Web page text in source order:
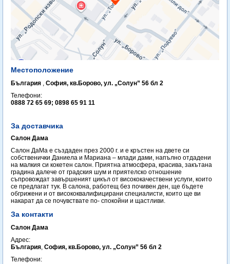
Местоположение
България , София, кв.Борово, ул. „Солун” 56 бл 2
Телефони:
0888 72 65 69; 0898 65 91 11
За доставчика
Салон Дама
Салон ДаМа е създаден през 2000 г. и е кръстен на двете си
собственички Даниела и Мариана – млади дами, напълно отдадени
на малкия си кокетен салон. Приятна атмосфера, красива, закътана
градина далече от градския шум и приятелско отношение
съпровождат завършеният цикъл от висококачествени услуги, които
се предлагат тук. В салона, работещ без почивен ден, ще бъдете
обгрижени и от висококвалифицирани специалисти, които ще ви
накарат да се почувствате по- спокойни и щастливи.
За контакти
Салон Дама
Адрес:
България, София, кв.Борово, ул. „Солун” 56 бл 2
Телефони: